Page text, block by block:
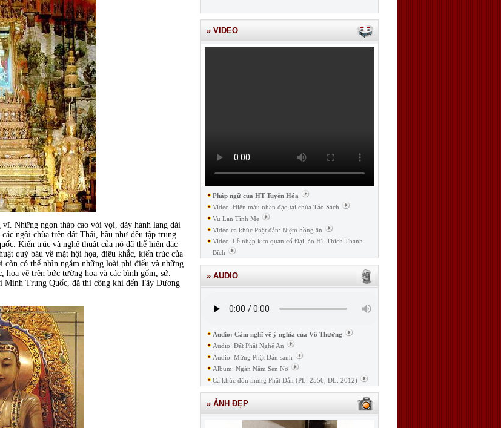
Những ngọn tháp cao vòi vọi, dãy hành lang dài
ngôi chùa trên đất Thái, hầu như đều tập trung
Kiến trúc và nghệ thuật của nó đã thể hiện đặc
quý báu về mặt hội họa, điêu khắc, kiến trúc của
có thể nhìn ngắm những loài phi điểu và những
họa vẽ trên bức tường hoa và các bình gốm, sứ.
Trung Quốc, đã thi công khi đến Tây Dương
» VIDEO
Pháp ngữ của HT Tuyên Hóa
Video: Hiến máu nhân đạo tại chùa Tảo Sách
Vu Lan Tình Mẹ
Video ca khúc Phật đản: Niệm hồng ân
Video: Lễ nhập kim quan cố Đại lão HT.Thích Thanh
Bích
» AUDIO
Audio: Cảm nghĩ về ý nghĩa của Vô Thường
Audio: Đất Phật Nghệ An
Audio: Mừng Phật Đản sanh
Album: Ngàn Năm Sen Nở
Ca khúc đón mừng Phật Đản (PL: 2556, DL: 2012)
» ẢNH ĐẸP